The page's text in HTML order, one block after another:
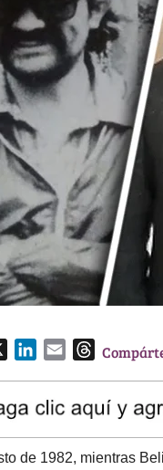
k
e
d
l
T
e
a
d
de 1982, mientras